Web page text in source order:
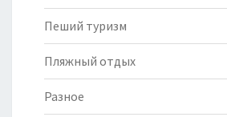
Пеший туризм
Пляжный отдых
Разное